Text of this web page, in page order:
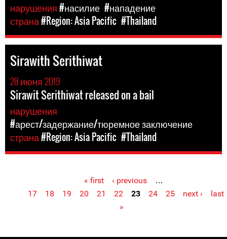
нарушения#насилие #нападение
страна#Region: Asia Pacific #Thailand
Sirawith Serithiwat
28 июня 2019
Sirawit Serithiwat released on a bail
нарушения
#арест/задержание/тюремное заключение
страна#Region: Asia Pacific #Thailand
Pages « first ‹ previous
…
17
18 19 20 21 22 23 24 25 next ›
last
»